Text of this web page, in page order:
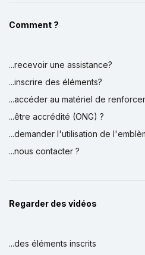
Comment ?
...recevoir une assistance?
...inscrire des éléments?
...accéder au matériel de
...être accrédité (ONG) ?
...demander l'utilisation de
...nous contacter ?
Regarder des vidéos
...des éléments inscrits